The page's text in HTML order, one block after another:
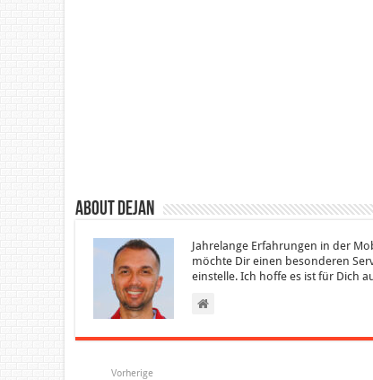
About Dejan
Jahrelange Erfahrungen in der
möchte Dir einen besonderen
einstelle. Ich hoffe es ist für Dich
Vorherige